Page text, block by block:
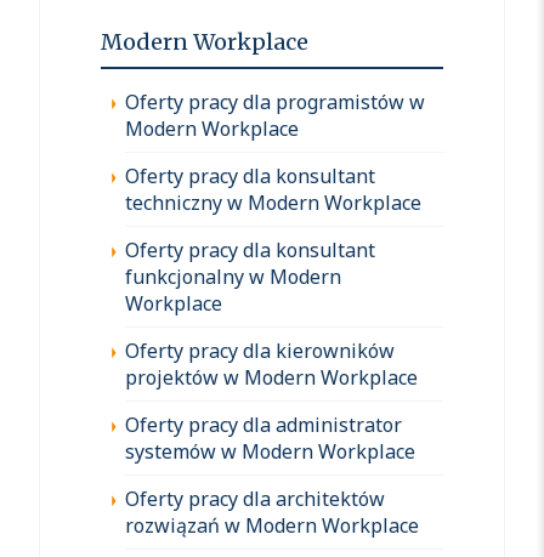
Modern Workplace
Oferty pracy dla programistów w
Modern Workplace
Oferty pracy dla konsultant
techniczny w Modern Workplace
Oferty pracy dla konsultant
funkcjonalny w Modern
Workplace
Oferty pracy dla kierowników
projektów w Modern Workplace
Oferty pracy dla administrator
systemów w Modern Workplace
Oferty pracy dla architektów
rozwiązań w Modern Workplace